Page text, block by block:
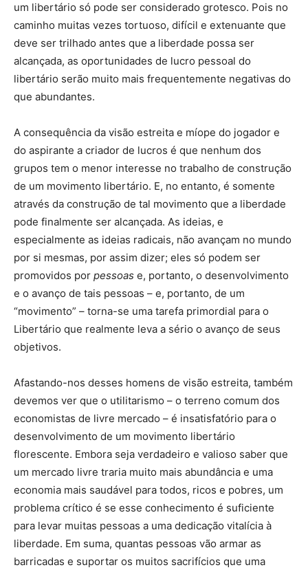
um libertário só pode ser considerado grotesco. Pois no
caminho muitas vezes tortuoso, difícil e extenuante que
deve ser trilhado antes que a liberdade possa ser
alcançada, as oportunidades de lucro pessoal do
libertário serão muito mais frequentemente negativas do
que abundantes.
A consequência da visão estreita e míope do jogador e
do aspirante a criador de lucros é que nenhum dos
grupos tem o menor interesse no trabalho de construção
de um movimento libertário. E, no entanto, é somente
através da construção de tal movimento que a liberdade
pode finalmente ser alcançada. As ideias, e
especialmente as ideias radicais, não avançam no mundo
por si mesmas, por assim dizer; eles só podem ser
promovidos por pessoas e, portanto, o desenvolvimento
e o avanço de tais pessoas – e, portanto, de um
“movimento” – torna-se uma tarefa primordial para o
Libertário que realmente leva a sério o avanço de seus
objetivos.
Afastando-nos desses homens de visão estreita, também
devemos ver que o utilitarismo – o terreno comum dos
economistas de livre mercado – é insatisfatório para o
desenvolvimento de um movimento libertário
florescente. Embora seja verdadeiro e valioso saber que
um mercado livre traria muito mais abundância e uma
economia mais saudável para todos, ricos e pobres, um
problema crítico é se esse conhecimento é suficiente
para levar muitas pessoas a uma dedicação vitalícia à
liberdade. Em suma, quantas pessoas vão armar as
barricadas e suportar os muitos sacrifícios que uma